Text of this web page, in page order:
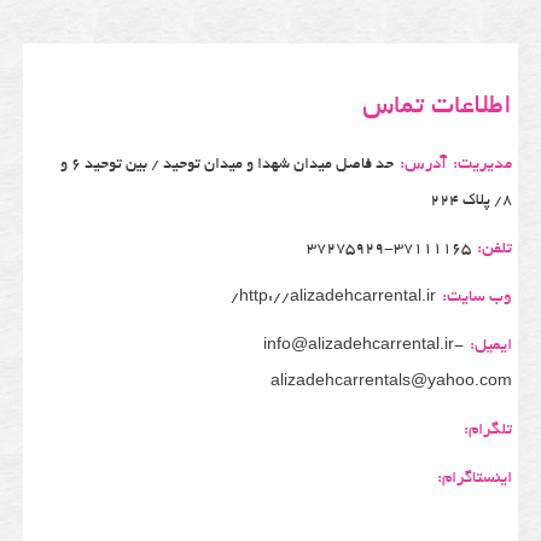
اطلاعات تماس
مدیریت: آدرس: حد فاصل میدان شهدا و میدان توحید / بین توحید 6 و
8/ پلاک 224
تلفن: 37275929-37111165
وب سایت: http://alizadehcarrental.ir/
ایمیل: info@alizadehcarrental.ir-
alizadehcarrentals@yahoo.com
تلگرام:
اینستاگرام: